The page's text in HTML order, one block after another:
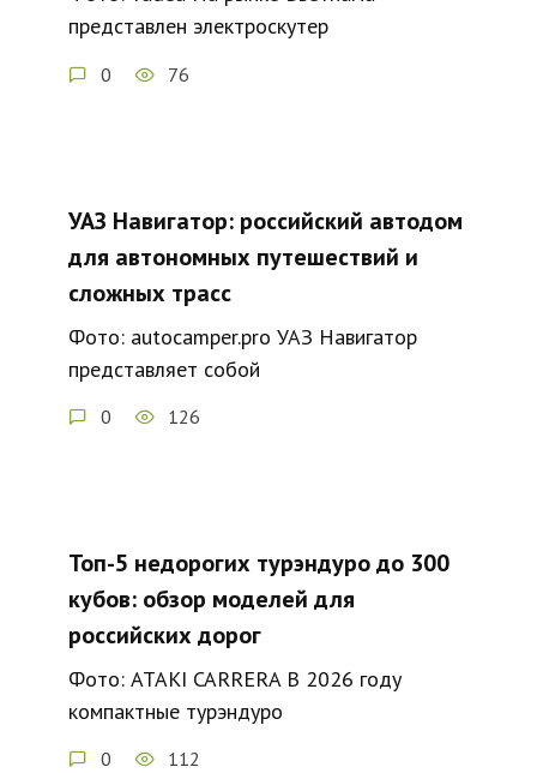
представлен электроскутер
0 76
УАЗ Навигатор: российский автодом
для автономных путешествий и
сложных трасс
Фото: autocamper.pro УАЗ Навигатор
представляет собой
0 126
Топ-5 недорогих турэндуро до 300
кубов: обзор моделей для
российских дорог
Фото: ATAKI CARRERA В 2026 году
компактные турэндуро
0 112